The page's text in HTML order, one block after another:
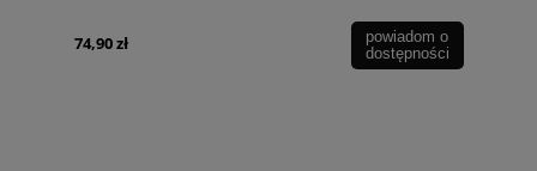
74,90 zł
powiadom o
dostępności